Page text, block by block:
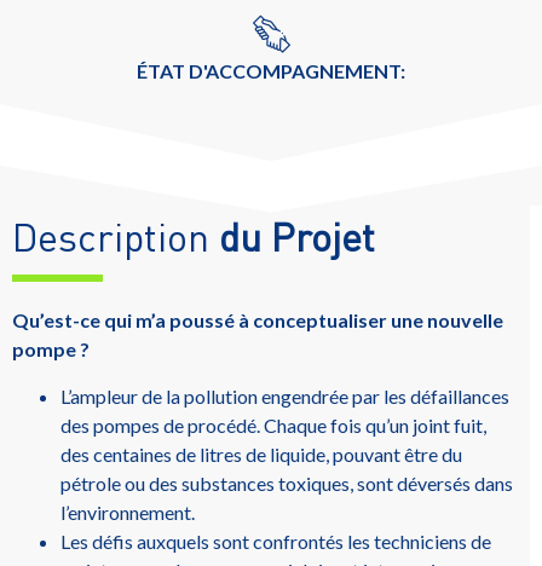
ÉTAT D'ACCOMPAGNEMENT:
Description du Projet
Qu’est-ce qui m’a poussé à conceptualiser une nouvelle
pompe ?
L’ampleur de la pollution engendrée par les défaillances
des pompes de procédé. Chaque fois qu’un joint fuit,
des centaines de litres de liquide, pouvant être du
pétrole ou des substances toxiques, sont déversés dans
l’environnement.
Les défis auxquels sont confrontés les techniciens de